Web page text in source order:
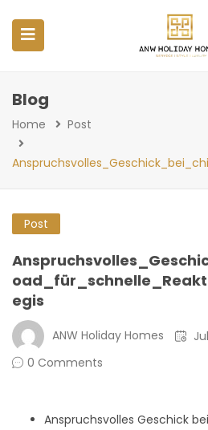
Blog
Home Post
Post
egis
ANW Holiday Homes
0 Comments
Anspruchsvolles Geschick